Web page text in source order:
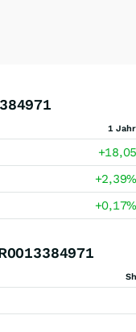
1 Jahr
+18,05
+2,39%
+0,17%